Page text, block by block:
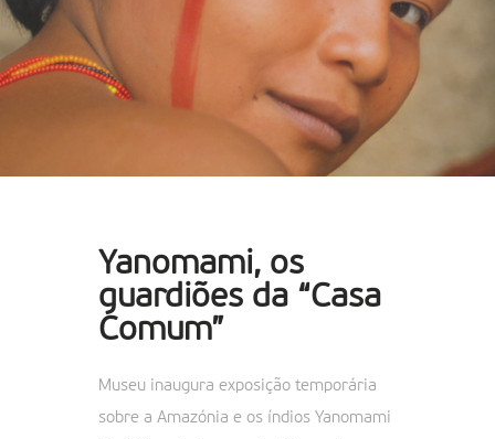
Yanomami, os
guardiões da “Casa
Comum”
Museu inaugura exposição temporária
sobre a Amazónia e os índios Yanomami